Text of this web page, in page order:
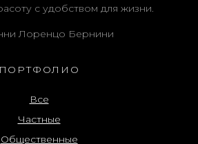
с удобством для жизни.
Лоренцо Бернини
ПОРТФОЛИО
Все
Частные
Общественные